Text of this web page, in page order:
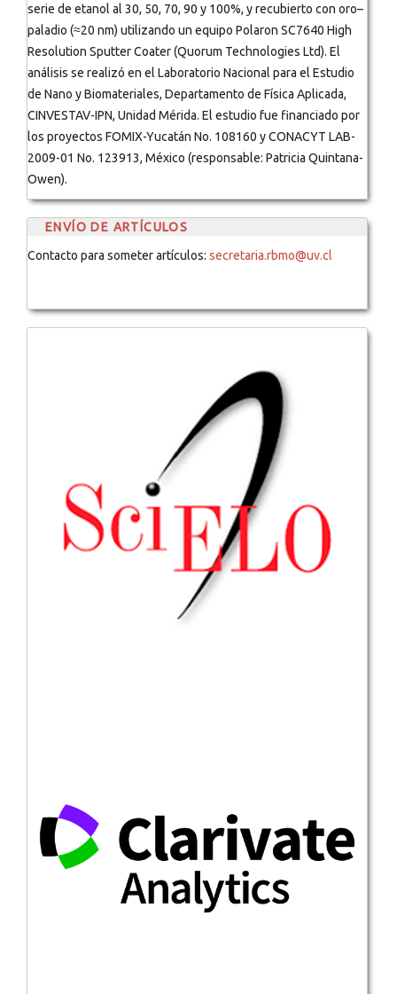
serie de etanol al 30, 50, 70, 90 y 100%, y recubierto con oro–
paladio (≈20 nm) utilizando un equipo Polaron SC7640 High
Resolution Sputter Coater (Quorum Technologies Ltd). El
análisis se realizó en el Laboratorio Nacional para el Estudio
de Nano y Biomateriales, Departamento de Física Aplicada,
CINVESTAV-IPN, Unidad Mérida. El estudio fue financiado por
los proyectos FOMIX-Yucatán No. 108160 y CONACYT LAB-
2009-01 No. 123913, México (responsable: Patricia Quintana-
Owen).
ENVÍO DE ARTÍCULOS
Contacto para someter artículos: secretaria.rbmo@uv.cl